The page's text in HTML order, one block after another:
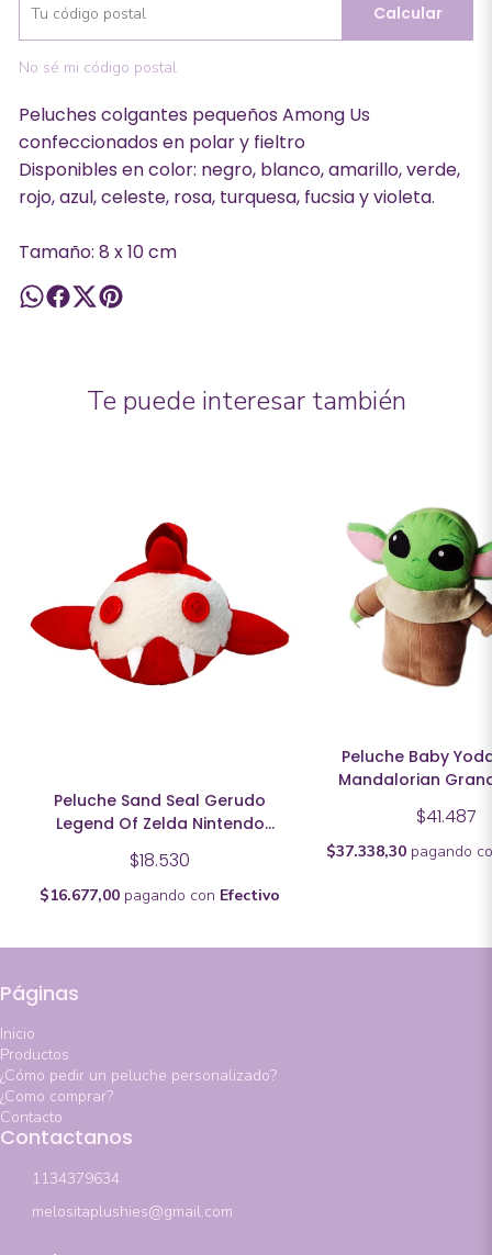
Calcular
No sé mi código postal
Peluches colgantes pequeños Among Us
confeccionados en polar y fieltro
Disponibles en color: negro, blanco, amarillo, verde,
rojo, azul, celeste, rosa, turquesa, fucsia y violeta.
Tamaño: 8 x 10 cm
Te puede interesar también
Peluche Sand Seal Gerudo
Legend Of Zelda Nintendo
$18.530
$16.677,00 pagando con Efectivo
Peluche Baby
Mandalorian
Artesanal
$41.487
$37.338,30 pagando
Páginas
Inicio
Productos
¿Cómo pedir un peluche personalizado?
¿Como comprar?
Contacto
Contactanos
1134379634
melositaplushies@gmail.com